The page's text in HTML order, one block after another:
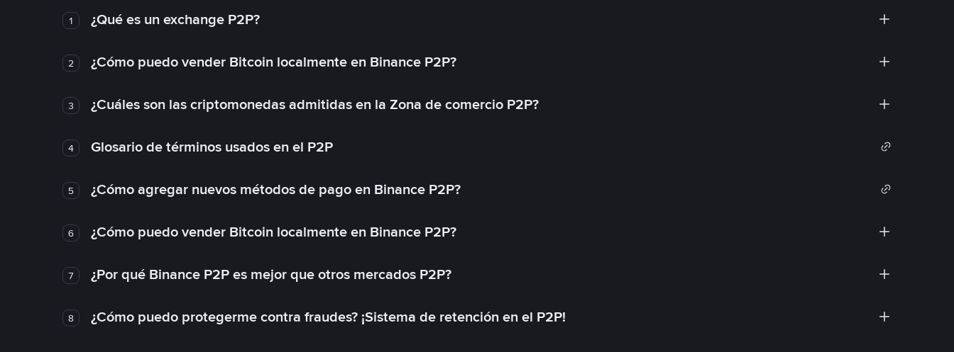
1 ¿Qué es un exchange P2P?
2 ¿Cómo puedo vender Bitcoin localmente en Binance P2P?
3 ¿Cuáles son las criptomonedas admitidas en la Zona de comercio P2P?
4 Glosario de términos usados en el P2P
5 ¿Cómo agregar nuevos métodos de pago en Binance P2P?
6 ¿Cómo puedo vender Bitcoin localmente en Binance P2P?
7 ¿Por qué Binance P2P es mejor que otros mercados P2P?
8 ¿Cómo puedo protegerme contra fraudes? ¡Sistema de retención en el P2P!